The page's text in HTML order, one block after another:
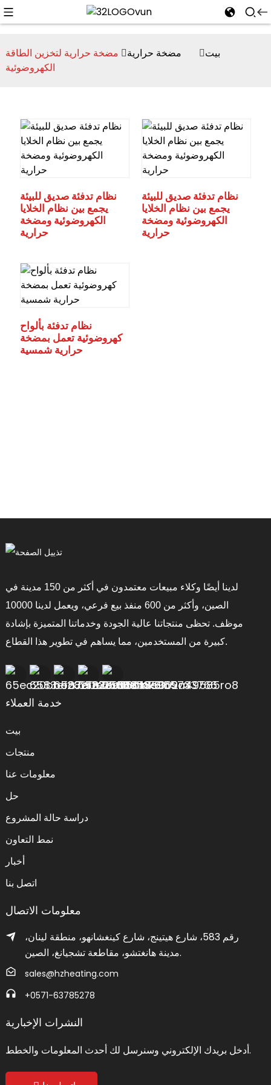
بيت مضخة حرارية
مضخة حرارية لتخزين الطاقة
الكهروضوئية
نظام تدفئة صديق للبيئة
يجمع بين نظام الخلايا
الكهروضوئية ومضخة
حرارية
نظام تدفئة صديق للبيئة
يجمع بين نظام الخلايا
الكهروضوئية ومضخة
حرارية
نظام تدفئة بألواح
كهروضوئية تعمل بمضخة
حرارية شمسية
لدينا أيضًا وكلاء مبيعات معتمدون في أكثر من 150 مدينة في
الصين، وأكثر من 600 منفذ بيع فرعي، ويعمل لدينا 10000
موظف. تحظى منتجاتنا عالية الجودة وخدماتنا المتميزة بإشادة
كبيرة من المستخدمين، مما يساهم في تطوير هذا القطاع.
خدمة العملاء
بيت
منتجات
معلومات عنا
حل
دراسة حالة المشروع
نمط التعاون
أخبار
اتصل بنا
معلومات الاتصال
رقم 583، شارع هيتينج، شارع كينغشانهو، منطقة لينان،
مدينة هانغتشو، مقاطعة تشجيانغ، الصين.
sales@hzheating.com
+0571-63785278
النشرات الإخبارية
أدخل بريدك الإلكتروني وسنرسل لك أحدث المعلومات والخطط.